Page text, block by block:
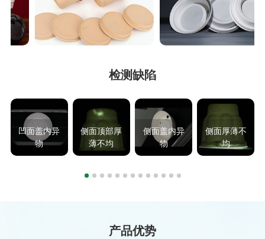
检测缺陷
凹面盖内异
物
侧面顶部厚
薄不均
侧面盖内异
物
侧面厚薄不
均
产品优势